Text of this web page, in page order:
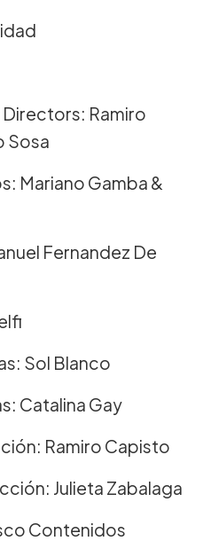
Ramiro
Sosa
Mariano Gamba &
Fernandez De
Sol Blanco
Catalina Gay
Ramiro Capisto
Julieta Zabalaga
Contenidos